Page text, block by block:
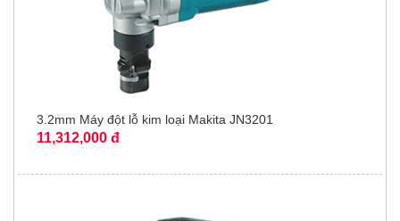
3.2mm Máy đột lỗ kim loại Makita JN3201
11,312,000 đ